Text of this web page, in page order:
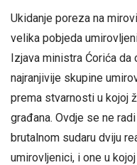
Ukidanje poreza na
velika pobjeda
Izjava ministra Ćorića
najranjivije skupine
prema stvarnosti u kojoj
građana. Ovdje se ne
brutalnom sudaru dviju
umirovljenici, i one u